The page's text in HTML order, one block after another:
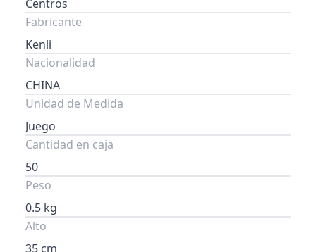
Centros
Fabricante
Kenli
Nacionalidad
CHINA
Unidad de Medida
Juego
Cantidad en caja
50
Peso
0.5 kg
Alto
35 cm